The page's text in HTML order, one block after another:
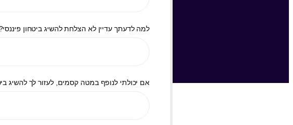
למה לדעתך עדיין לא הצלחת להשיג ביטחון
אם יכולתי לנופף במטה קסמים, לעזור לך להשיג